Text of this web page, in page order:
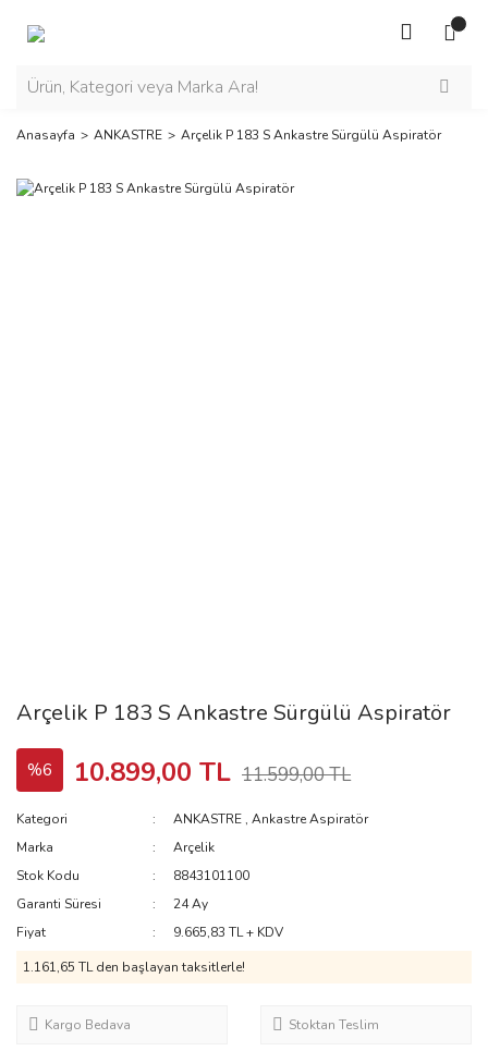
Anasayfa ANKASTRE Arçelik P 183 S Ankastre Sürgülü Aspiratör
Arçelik P 183 S Ankastre Sürgülü Aspiratör
%6 10.899,00 TL 11.599,00 TL
Kategori ANKASTRE ,Ankastre Aspiratör
Marka
Arçelik
Stok Kodu
8843101100
Garanti Süresi
24 Ay
Fiyat
9.665,83 TL + KDV
1.161,65 TLden başlayan taksitlerle!
Kargo Bedava Stoktan Teslim